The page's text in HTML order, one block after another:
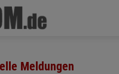
Meldungen